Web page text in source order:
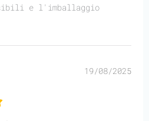
e l'imballaggio
19/08/2025